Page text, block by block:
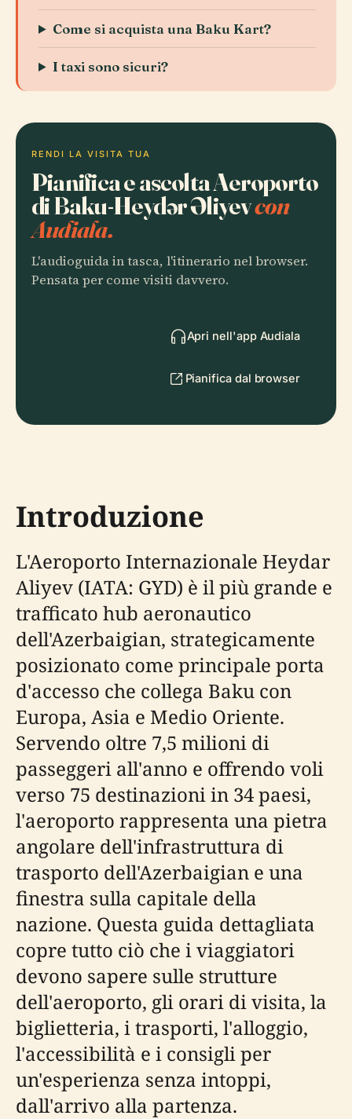
Come si acquista una Baku Kart?
I taxi sono sicuri?
RENDI LA VISITA TUA
Pianifica e ascolta Aeroporto
di Baku-Heydər Əliyevcon
Audiala.
L'audioguida in tasca, l'itinerario nel browser.
Pensata per come visiti davvero.
Apri nell'app Audiala
Pianifica dal browser
Introduzione
L'Aeroporto Internazionale Heydar
Aliyev (IATA: GYD) è il più grande e
trafficato hub aeronautico
dell'Azerbaigian, strategicamente
posizionato come principale porta
d'accesso che collega Baku con
Europa, Asia e Medio Oriente.
Servendo oltre 7,5 milioni di
passeggeri all'anno e offrendo voli
verso 75 destinazioni in 34 paesi,
l'aeroporto rappresenta una pietra
angolare dell'infrastruttura di
trasporto dell'Azerbaigian e una
finestra sulla capitale della
nazione. Questa guida dettagliata
copre tutto ciò che i viaggiatori
devono sapere sulle strutture
dell'aeroporto, gli orari di visita, la
biglietteria, i trasporti, l'alloggio,
l'accessibilità e i consigli per
un'esperienza senza intoppi,
dall'arrivo alla partenza.